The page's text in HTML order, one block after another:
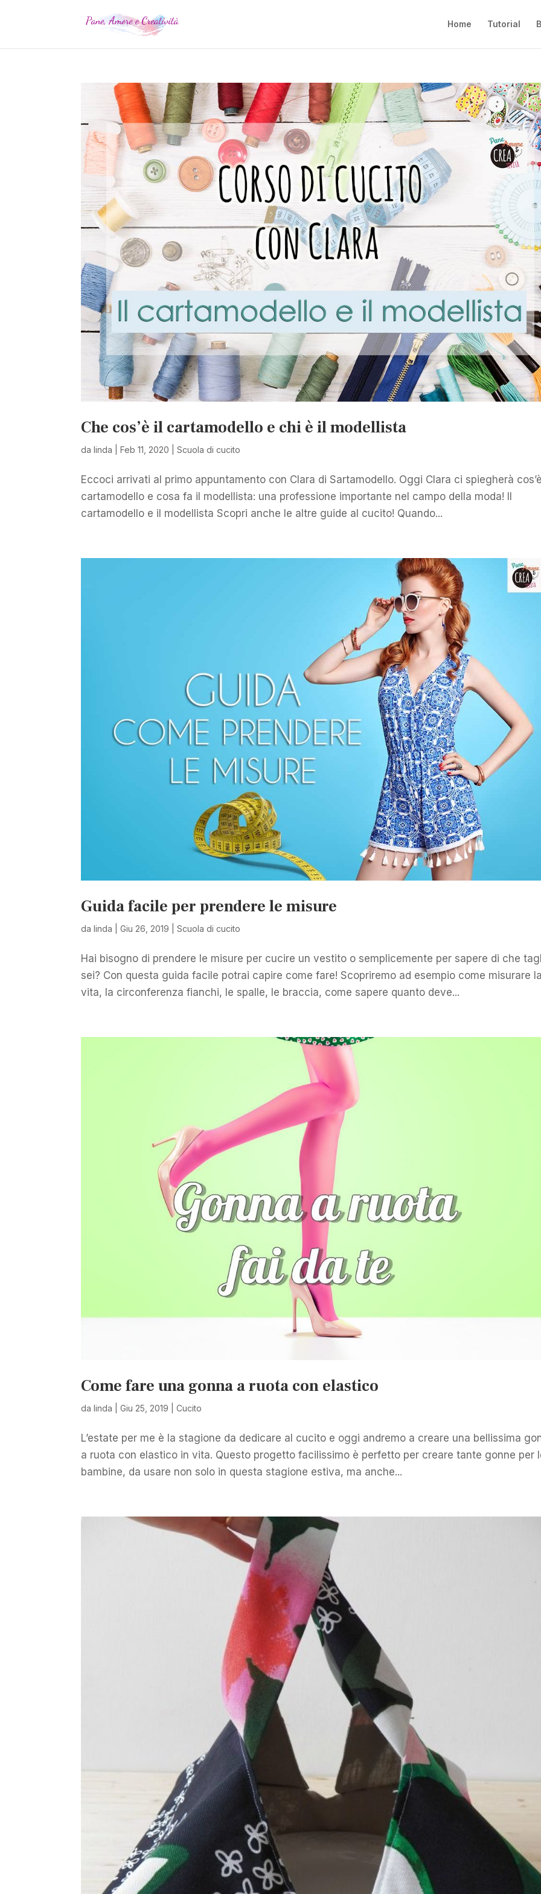
Home Tutorial
Che cos’è il cartamodello e chi è il modellista
dalinda |Feb 11, 2020 |Scuola di cucito
Eccoci arrivati al primo appuntamento con Clara di Sartamodello. Oggi Clara ci spiegherà
cartamodello e cosa fa il modellista: una professione importante nel campo della moda! Il
cartamodello e il modellista Scopri anche le altre guide al cucito! Quando...
Guida facile per prendere le misure
dalinda |Giu 26, 2019 |Scuola di cucito
Hai bisogno di prendere le misure per cucire un vestito o semplicemente per sapere di che
sei? Con questa guida facile potrai capire come fare! Scopriremo ad esempio come misurare la
vita, la circonferenza fianchi, le spalle, le braccia, come sapere quanto deve...
Come fare una gonna a ruota con elastico
dalinda |Giu 25, 2019 |Cucito
L’estate per me è la stagione da dedicare al cucito e oggi andremo a creare una bellissima
a ruota con elastico in vita. Questo progetto facilissimo è perfetto per creare tante gonne per
bambine, da usare non solo in questa stagione estiva, ma anche...